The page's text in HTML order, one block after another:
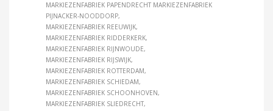
MARKIEZENFABRIEK PAPENDRECHT MARKIEZENFABRIEK
PIJNACKER-NOODDORP
MARKIEZENFABRIEK REEUWIJK
MARKIEZENFABRIEK RIDDERKERK
MARKIEZENFABRIEK RIJNWOUDE
MARKIEZENFABRIEK RIJSWIJK
MARKIEZENFABRIEK ROTTERDAM
MARKIEZENFABRIEK SCHIEDAM
MARKIEZENFABRIEK SCHOONHOVEN
MARKIEZENFABRIEK SLIEDRECHT